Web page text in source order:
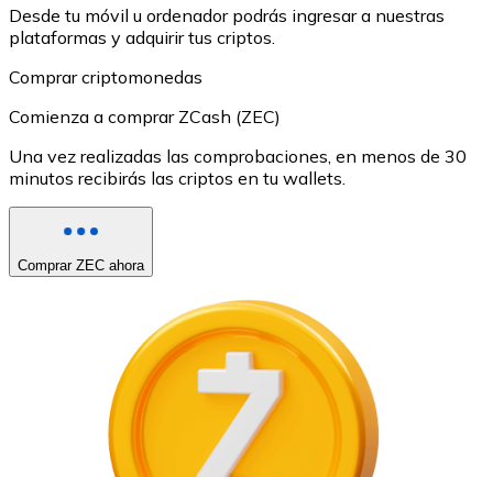
Desde tu móvil u ordenador podrás ingresar a nuestras
plataformas y adquirir tus criptos.
Comprar criptomonedas
Comienza a comprar ZCash (ZEC)
Una vez realizadas las comprobaciones, en menos de 30
minutos recibirás las criptos en tu wallets.
Comprar ZEC ahora